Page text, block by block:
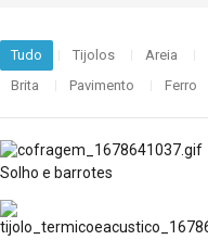
Tudo Tijolos Areia
Brita
Pavimento Ferro
Solho e barrotes